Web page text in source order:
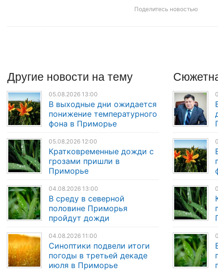
Поделитесь новостью
Другие новости на тему
05.08.2026 13:00
В выходные дни ожидается
понижение температурного
фона в Приморье
05.08.2026 12:00
Кратковременные дожди с
грозами пришли в
Приморье
04.08.2026 13:00
В среду в северной
половине Приморья
пройдут дожди
04.08.2026 11:00
Синоптики подвели итоги
погоды в третьей декаде
июля в Приморье